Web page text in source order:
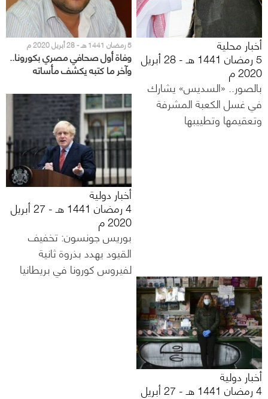
أخبار محلية
5 رمضان 1441 هـ - 28 أبريل
2020 م
بالصور.. «السديس» يشارك
في غسل الكعبة المشرفة
وتعقيمها وتطييبها
5 رمضان 1441 هـ - 28 أبريل 2020 م
وفاة أول صحافي مصري بكورونا..
وآخر ما كتبه يكشف مأساته
أخبار دولية
4 رمضان 1441 هـ - 27 أبريل
2020 م
بوريس جونسون: تخفيف
القيود يهدد بذروة ثانية
لفيروس كورونا في بريطانيا
أخبار دولية
4 رمضان 1441 هـ - 27 أبريل